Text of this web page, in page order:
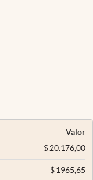
Valor
$20.176,00
$1965,65